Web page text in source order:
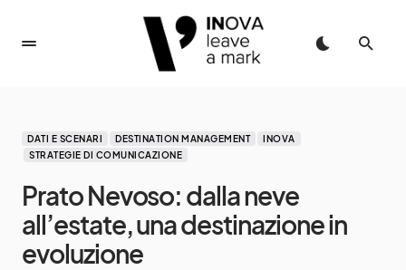
DATI E SCENARI DESTINATION MANAGEMENT
INOVA
STRATEGIE DI COMUNICAZIONE
Prato Nevoso: dalla neve
all’estate, una destinazione in
evoluzione